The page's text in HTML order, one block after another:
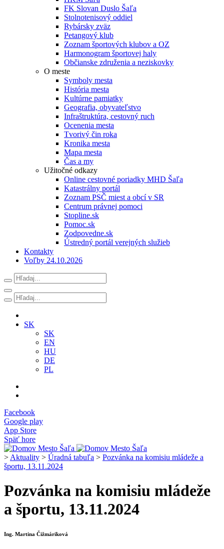
FK Slovan Duslo Šaľa
Stolnotenisový oddiel
Rybársky zväz
Petangový klub
Zoznam športových klubov a OZ
Harmonogram športovej haly
Občianske združenia a neziskovky
O meste
Symboly mesta
História mesta
Kultúrne pamiatky
Geografia, obyvateľstvo
Infraštruktúra, cestovný ruch
Ocenenia mesta
Tvorivý čin roka
Kronika mesta
Mapa mesta
Čas a my
Užitočné odkazy
Online cestovné poriadky MHD Šaľa
Katastrálny portál
Zoznam PSČ miest a obcí v SR
Centrum právnej pomoci
Stopline.sk
Pomoc.sk
Zodpovedne.sk
Ústredný portál verejných služieb
Kontakty
Voľby 24.10.2026
SK
SK
EN
HU
DE
PL
Facebook
Google play
App Store
Späť hore
> Aktuality > Úradná tabuľa > Pozvánka na komisiu mládeže a
športu, 13.11.2024
Pozvánka na komisiu mládeže
a športu, 13.11.2024
Ing. Martina Čižmáriková